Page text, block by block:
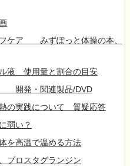
ケア みずぽっと体操の本、
液 使用量と割合の目安
開発・関連製品/DVD
の実践について 質疑応答
弱い？
高温で温める方法
プロスタグランジン